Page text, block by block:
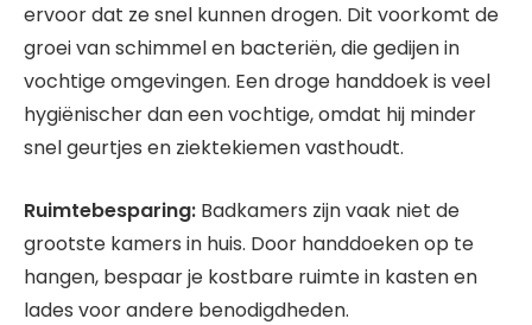
ervoor dat ze snel kunnen drogen. Dit voorkomt de
groei van schimmel en bacteriën, die gedijen in
vochtige omgevingen. Een droge handdoek is veel
hygiënischer dan een vochtige, omdat hij minder
snel geurtjes en ziektekiemen vasthoudt.
Ruimtebesparing: Badkamers zijn vaak niet de
grootste kamers in huis. Door handdoeken op te
hangen, bespaar je kostbare ruimte in kasten en
lades voor andere benodigdheden.